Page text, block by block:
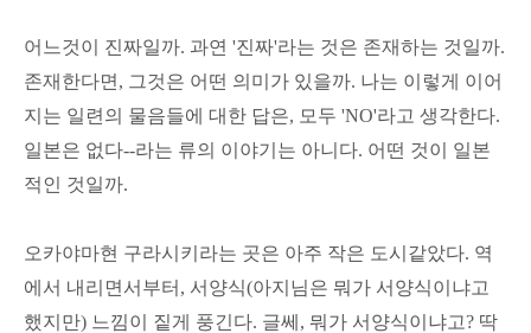
어느것이 진짜일까. 과연 '진짜'라는 것은 존재하는 것일까.
존재한다면, 그것은 어떤 의미가 있을까. 나는 이렇게 이어
지는 일련의 물음들에 대한 답은, 모두 'NO'라고 생각한다.
일본은 없다--라는 류의 이야기는 아니다. 어떤 것이 일본
적인 것일까.
오카야마현 구라시키라는 곳은 아주 작은 도시같았다. 역
에서 내리면서부터, 서양식(아지님은 뭐가 서양식이냐고
했지만) 느낌이 짙게 풍긴다. 글쎄, 뭐가 서양식이냐고? 딱